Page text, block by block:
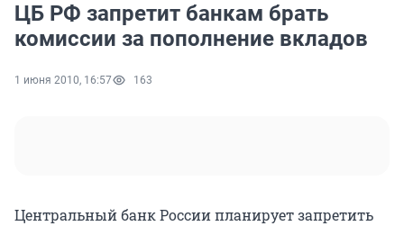
ЦБ РФ запретит банкам брать
комиссии за пополнение вкладов
1 июня 2010, 16:57 163
Центральный банк России планирует запретить